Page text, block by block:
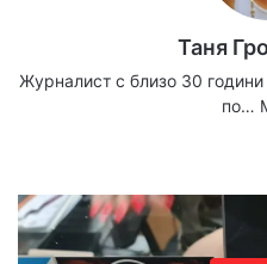
Таня
Журналист с близо 30 години
по…